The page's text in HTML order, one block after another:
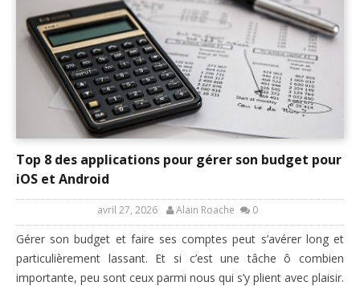
Top 8 des applications pour gérer son budget pour
iOS et Android
avril 27, 2026 Alain Roache 0
Gérer son budget et faire ses comptes peut s’avérer long et
particulièrement lassant. Et si c’est une tâche ô combien
importante, peu sont ceux parmi nous qui s’y plient avec plaisir.